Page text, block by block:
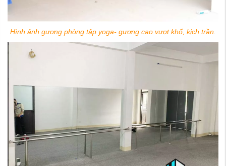
Hình ảnh gương phòng tập yoga- gương cao vượt khổ, kịch trần.